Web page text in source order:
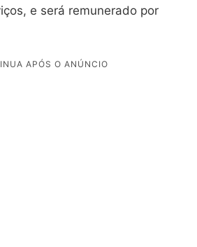
e será remunerado por